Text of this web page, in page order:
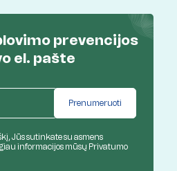
prevencijos
el. pašte
Jūs sutinkate su asmens
informacijos mūsų Privatumo